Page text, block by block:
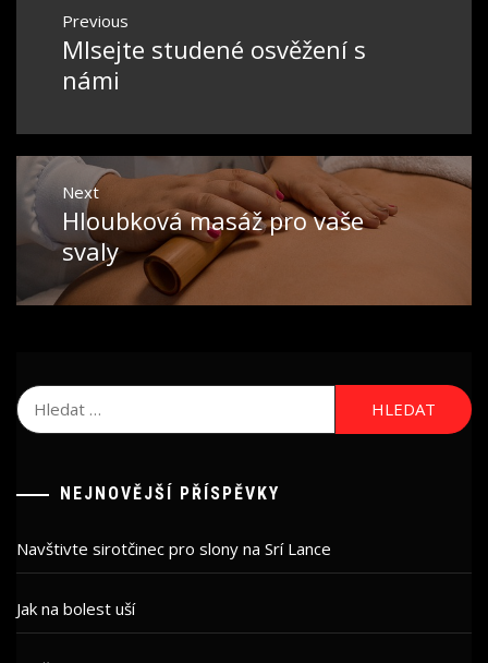
příspěvek
Previous
Previous
post:
Mlsejte studené osvěžení s
námi
Next
Next
post:
Hloubková masáž pro vaše
svaly
Vyhledávání
NEJNOVĚJŠÍ PŘÍSPĚVKY
Navštivte sirotčinec pro slony na Srí Lance
Jak na bolest uší